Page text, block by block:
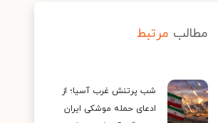
مطالب مرتبط
شب پرتنش غرب آسیا؛ از
ادعای حمله موشکی ایران